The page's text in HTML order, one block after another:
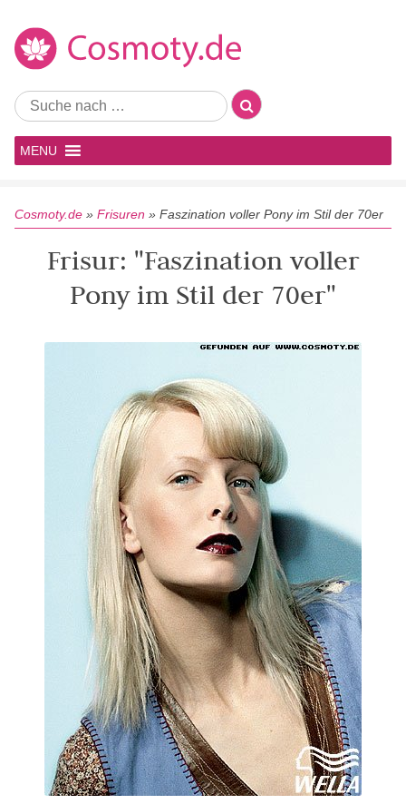
MENU
Cosmoty.de » Frisuren » Faszination voller Pony im Stil der 70er
Frisur: "Faszination voller
Pony im Stil der 70er"